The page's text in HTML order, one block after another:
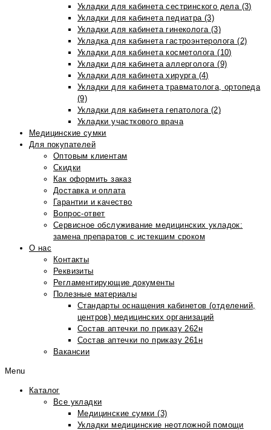
Укладки для кабинета сестринского дела (3)
Укладки для кабинета педиатра (3)
Укладки для кабинета гинеколога (3)
Укладка для кабинета гастроэнтеролога (2)
Укладки для кабинета косметолога (10)
Укладки для кабинета аллерголога (9)
Укладки для кабинета хирурга (4)
Укладки для кабинета травматолога, ортопеда
(9)
Укладки для кабинета гепатолога (2)
Укладки участкового врача
Медицинские сумки
Для покупателей
Оптовым клиентам
Скидки
Как оформить заказ
Доставка и оплата
Гарантии и качество
Вопрос-ответ
Сервисное обслуживание медицинских укладок:
замена препаратов с истекшим сроком
О нас
Контакты
Реквизиты
Регламентирующие документы
Полезные материалы
Стандарты оснащения кабинетов (отделений,
центров) медицинских организаций
Состав аптечки по приказу 262н
Состав аптечки по приказу 261н
Вакансии
Menu
Каталог
Все укладки
Медицинские сумки (3)
Укладки медицинские неотложной помощи